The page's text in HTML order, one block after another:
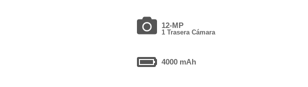
12-MP
1 Trasera Cámara
4000 mAh